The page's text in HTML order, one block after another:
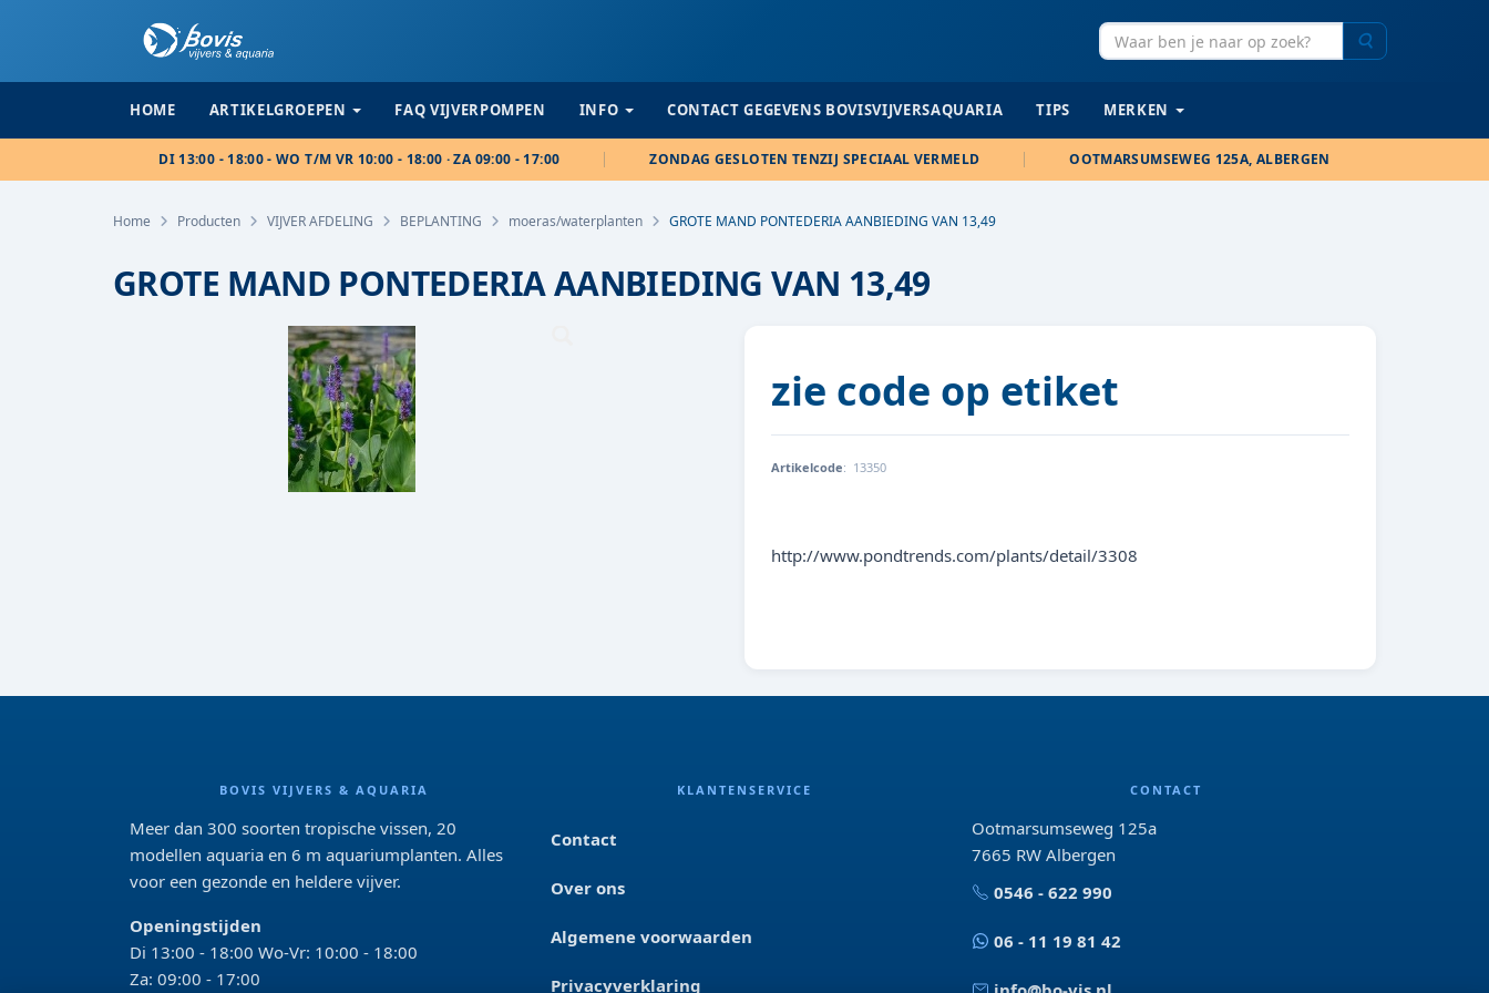
HOME ARTIKELGROEPEN FAQ VIJVERPOMPEN INFO CONTACT GEGEVENS BOVISVIJVERSAQUARIA TIPS MERKEN
DI 13:00 - 18:00 - WO T/M VR 10:00 - 18:00 · ZA 09:00 - 17:00 ZONDAG GESLOTEN TENZIJ SPECIAAL VERMELD OOTMARSUMSEWEG 125A, ALBERGEN
Home Producten VIJVER AFDELING BEPLANTING moeras/waterplanten GROTE MAND PONTEDERIA AANBIEDING VAN 13,49
GROTE MAND PONTEDERIA AANBIEDING VAN 13,49
zie code op etiket
Artikelcode: 13350
http://www.pondtrends.com/plants/detail/3308
BOVIS VIJVERS & AQUARIA
Meer dan 300 soorten tropische vissen, 20
modellen aquaria en 6 m aquariumplanten. Alles
voor een gezonde en heldere vijver.
Openingstijden
Di 13:00 - 18:00 Wo-Vr: 10:00 - 18:00
Za: 09:00 - 17:00
KLANTENSERVICE
Contact
Over ons
Algemene voorwaarden
Privacyverklaring
CONTACT
Ootmarsumseweg 125a
7665 RW Albergen
0546 - 622 990
06 - 11 19 81 42